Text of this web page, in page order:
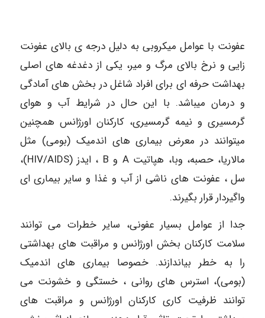
عفونت با عوامل میکروبی به دلیل درجه ی بالای عفونت
زایی و نرخ بالای مرگ و میر، یکی از دغدغه های اصلی
بهداشت حرفه ای برای افراد شاغل در بخش های آمادگی
و درمان میباشد. با این حال در شرایط آب و هوای
گرمسیری و نیمه گرمسیری، کارکنان اورژانس همچنین
میتوانند در معرض بیماری های اندمیک (بومی) مثل
مالاریا، حصبه، وبا، هپاتیت A و B ، ایدز (HIV/AIDS)،
سل ، عفونت های ناشی از آب و غذا و سایر بیماری ای
واگیردار قرار بگیرند.
جدا از عوامل بسیار عفونی، سایر خطرات می توانند
سلامت کارکنان بخش اورژانس و مراقبت های بهداشتی
را به خطر بیاندازند. خصوصا بیماری های اندمیک
(بومی)، استرس های روانی ، خستگی و خشونت می
توانند ظرفیت کاری کارکنان اورژانس و مراقبت های